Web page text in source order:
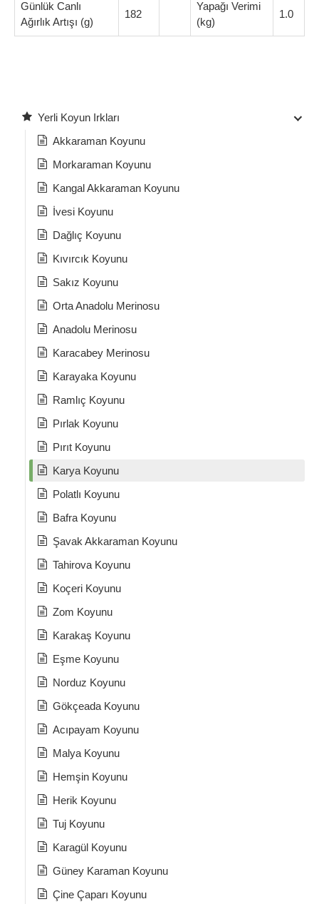
Günlük Canlı
Ağırlık Artışı (g)
182
Yapağı Verimi
(kg)
1.0
Yerli Koyun Irkları
Akkaraman Koyunu
Morkaraman Koyunu
Kangal Akkaraman Koyunu
İvesi Koyunu
Dağlıç Koyunu
Kıvırcık Koyunu
Sakız Koyunu
Orta Anadolu Merinosu
Anadolu Merinosu
Karacabey Merinosu
Karayaka Koyunu
Ramlıç Koyunu
Pırlak Koyunu
Pırıt Koyunu
Karya Koyunu
Polatlı Koyunu
Bafra Koyunu
Şavak Akkaraman Koyunu
Tahirova Koyunu
Koçeri Koyunu
Zom Koyunu
Karakaş Koyunu
Eşme Koyunu
Norduz Koyunu
Gökçeada Koyunu
Acıpayam Koyunu
Malya Koyunu
Hemşin Koyunu
Herik Koyunu
Tuj Koyunu
Karagül Koyunu
Güney Karaman Koyunu
Çine Çaparı Koyunu